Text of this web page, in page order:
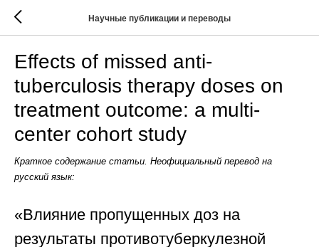
Научные публикации и переводы
Effects of missed anti-
tuberculosis therapy doses on
treatment outcome: a multi-
center cohort study
Краткое содержание статьи. Неофициальный перевод на
русский язык:
«Влияние пропущенных доз на
результаты противотуберкулезной